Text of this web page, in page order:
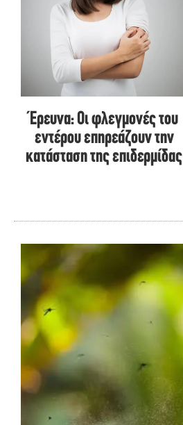
Έρευνα: Οι φλεγμονές του
εντέρου επηρεάζουν την
κατάσταση της επιδερμίδας